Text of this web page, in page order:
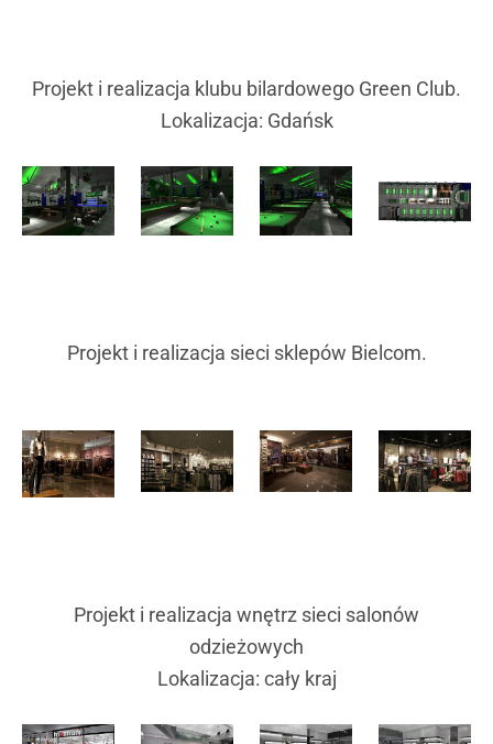
Projekt i realizacja klubu bilardowego Green Club.
Lokalizacja: Gdańsk
Projekt i realizacja sieci sklepów Bielcom.
Projekt i realizacja wnętrz sieci salonów
odzieżowych
Lokalizacja: cały kraj